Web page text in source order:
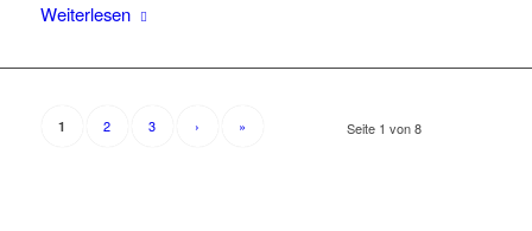
Weiterlesen
Seite 1 von 8
1 2 3 › »